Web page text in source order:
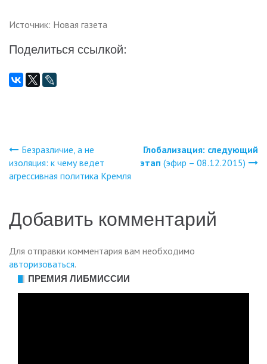
Источник: Новая газета
Поделиться ссылкой:
Навигация
по
записям
Безразличие, а не
изоляция: к чему ведет
агрессивная политика Кремля
Глобализация: следующий
этап (эфир – 08.12.2015)
Добавить комментарий
Для отправки комментария вам необходимо
авторизоваться.
ПРЕМИЯ ЛИБМИССИИ